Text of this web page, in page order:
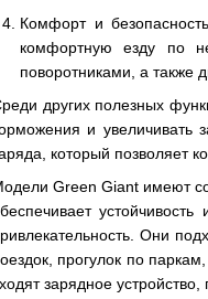
Комфорт и
комфортную езду по
поворотниками, а
других полезных
и увеличивать
который позволяет
Green Giant имеют
Они
прогулок по
зарядное